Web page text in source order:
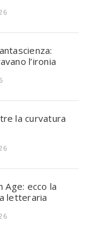
l’ironia
la curvatura
Age: ecco la
letteraria